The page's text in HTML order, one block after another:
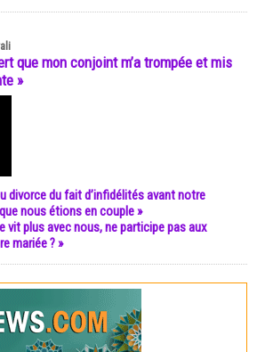
que mon conjoint m’a trompée et mis
»
divorce du fait d’infidélités avant notre
nous étions en couple »
vit plus avec nous, ne participe pas aux
mariée ? »